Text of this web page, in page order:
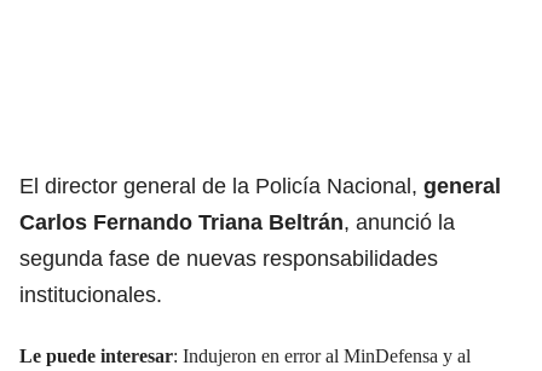
El director general de la Policía Nacional, general
Carlos Fernando Triana Beltrán, anunció la
segunda fase de nuevas responsabilidades
institucionales.
Le puede interesar: Indujeron en error al MinDefensa y al